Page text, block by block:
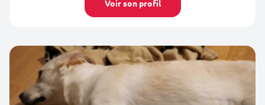
Voir son profil